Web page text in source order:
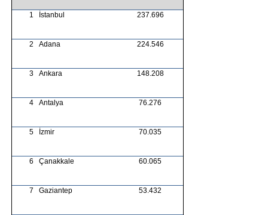
1 İstanbul 237.696
2 Adana 224.546
3 Ankara 148.208
4 Antalya 76.276
5 İzmir 70.035
6 Çanakkale 60.065
7 Gaziantep 53.432